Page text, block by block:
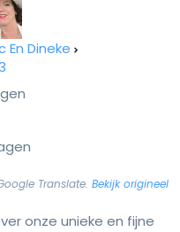
En Dineke
Translate. Bekijk origineel
onze unieke en fijne